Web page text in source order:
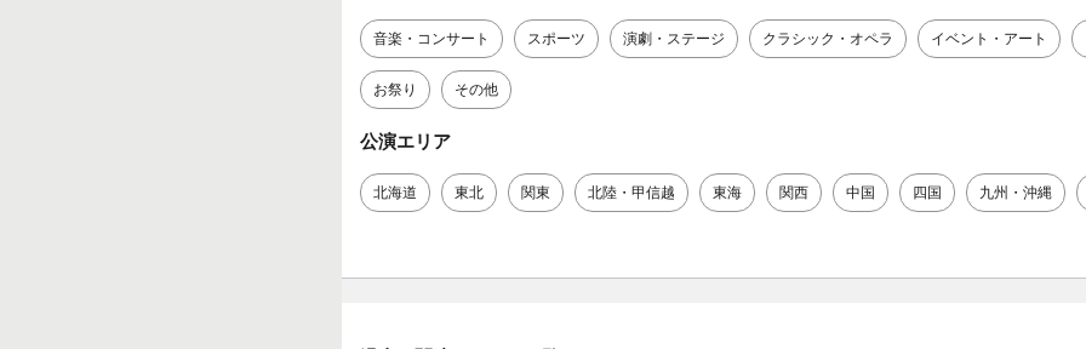
音楽・コンサート スポーツ 演劇・ステージ クラシック・オペラ イベント・アート
お祭り その他
公演エリア
北海道 東北 関東 北陸・甲信越 東海 関西 中国 四国 九州・沖縄